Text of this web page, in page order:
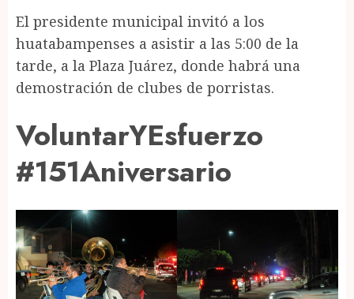
El presidente municipal invitó a los
huatabampenses a asistir a las 5:00 de la
tarde, a la Plaza Juárez, donde habrá una
demostración de clubes de porristas.
VoluntarYEsfuerzo
#151Aniversario